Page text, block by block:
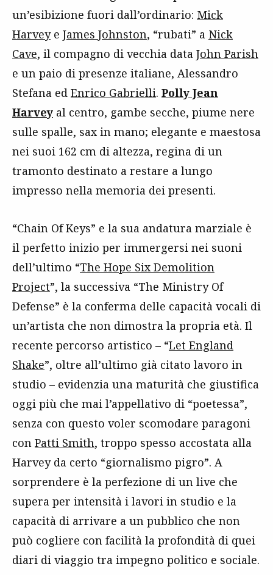
un’esibizione fuori dall’ordinario: Mick
Harveye James Johnston, “rubati” a Nick
Cave, il compagno di vecchia data John Parish
e un paio di presenze italiane, Alessandro
Stefana ed Enrico Gabrielli. Polly Jean
Harvey al centro, gambe secche, piume nere
sulle spalle, sax in mano; elegante e maestosa
nei suoi 162 cm di altezza, regina di un
tramonto destinato a restare a lungo
impresso nella memoria dei presenti.
“Chain Of Keys” e la sua andatura marziale è
il perfetto inizio per immergersi nei suoni
dell’ultimo “The Hope Six Demolition
Project”, la successiva “The Ministry Of
Defense” è la conferma delle capacità vocali di
un’artista che non dimostra la propria età. Il
recente percorso artistico – “Let England
Shake”, oltre all’ultimo già citato lavoro in
studio – evidenzia una maturità che giustifica
oggi più che mai l’appellativo di “poetessa”,
senza con questo voler scomodare paragoni
con Patti Smith, troppo spesso accostata alla
Harvey da certo “giornalismo pigro”. A
sorprendere è la perfezione di un live che
supera per intensità i lavori in studio e la
capacità di arrivare a un pubblico che non
può cogliere con facilità la profondità di quei
diari di viaggio tra impegno politico e sociale.